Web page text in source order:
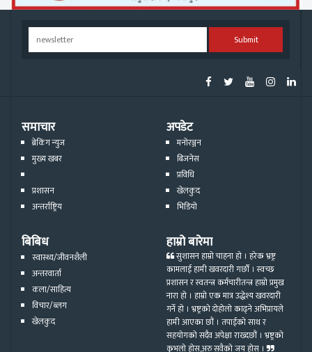
Submit
समाचार
ब्रेकिंग न्युज
मुख्य खबर
प्रशासन
अन्तर्राष्ट्रिय
अपडेट
मनोरञ्जन
बिजनेस
प्रविधि
खेलकुद
भिडियो
बिबिध
स्वास्थ्य/जीवनशैली
अन्तरवार्ता
कला/साहित्य
विचार/ब्लग
खेलकुद
हाम्रो बारेमा
सुशासन हाम्रो चाहना हो । हरेक भ्रष्ट्र
कामलाई हामी खवरदारी गर्छौ । स्वच्छ
प्रशासन र स्वतन्त्र कर्मचारीतन्त्र हाम्रो प्रमुख
नारा हो । हाम्रो एक मात्र उद्धेश्य खवरदारी
गर्ने हो । भ्रष्ट्रको दोहोलो काढ्ने अभिप्रायले
हामी आएका छौं । तपाईको साथ र
सहयोगको सदैव अपेक्षा राख्दछौं । भ्रष्ट्रको
कुभलो होस्,अरु सवैको जय होस् ।